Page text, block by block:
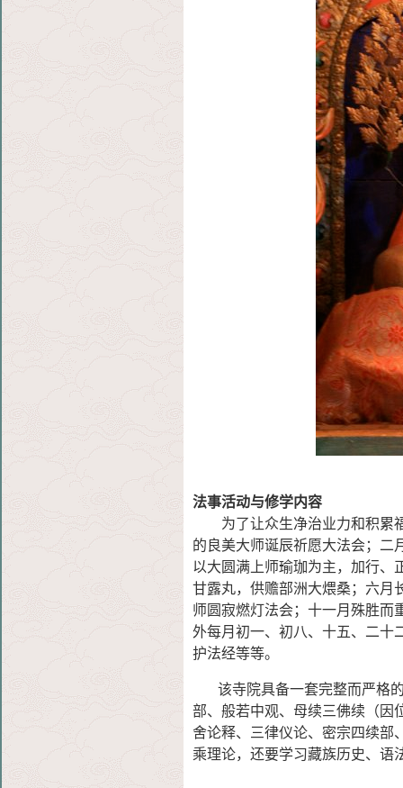
法事活动与修学内容
为了让众生净治业力和积累
的良美大师诞辰祈愿大法会；二
以大圆满上师瑜珈为主，加行、
甘露丸，供赡部洲大煨桑；六月
师圆寂燃灯法会；十一月殊胜而
外每月初一、初八、十五、二十
护法经等等。
该寺院具备一套完整而严格的
部、般若中观、母续三佛续（因
舍论释、三律仪论、密宗四续部
乘理论，还要学习藏族历史、语